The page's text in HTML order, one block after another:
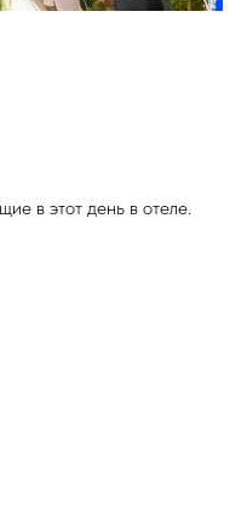
в этот день в отеле.